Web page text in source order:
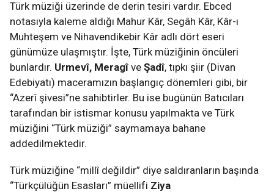
Türk müziği üzerinde de derin tesiri vardır. Ebced
notasıyla kaleme aldığı Mahur Kâr, Segâh Kâr, Kâr-ı
Muhteşem ve Nihavendikebir Kâr adlı dört eseri
günümüze ulaşmıştır. İşte, Türk müziğinin öncüleri
bunlardır. Urmevî, Meragî ve Şadî, tıpkı şiir (Divan
Edebiyatı) maceramızın başlangıç dönemleri gibi, bir
“Azerî şivesi”ne sahibtirler. Bu ise bugünün Batıcıları
tarafından bir istismar konusu yapılmakta ve Türk
müziğini “Türk müziği” saymamaya bahane
addedilmektedir.
Türk müziğine “millî değildir” diye saldıranların başında
“Türkçülüğün Esasları” müellifi Ziya